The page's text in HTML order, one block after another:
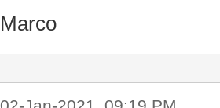
Marco